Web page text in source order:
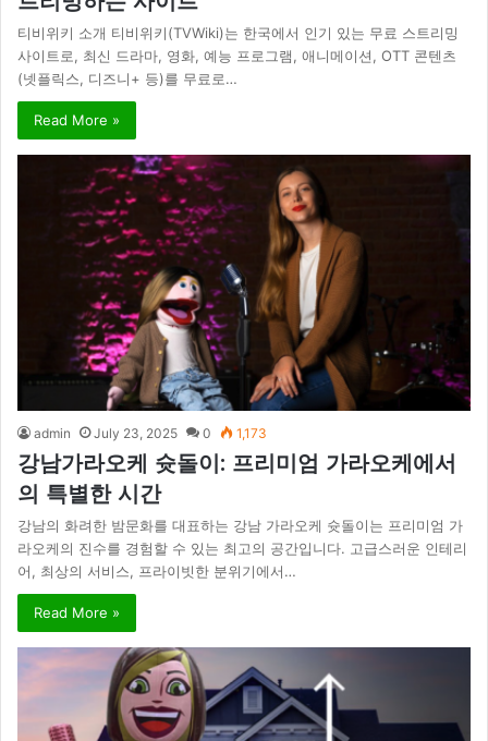
티비위키 소개 티비위키(TVWiki)는 한국에서 인기 있는 무료 스트리밍
사이트로, 최신 드라마, 영화, 예능 프로그램, 애니메이션, OTT 콘텐츠
(넷플릭스, 디즈니+ 등)를 무료로…
Read More »
admin July 23, 2025 0 1,173
강남가라오케 슛돌이: 프리미엄 가라오케에서
의 특별한 시간
강남의 화려한 밤문화를 대표하는 강남 가라오케 슛돌이는 프리미엄 가
라오케의 진수를 경험할 수 있는 최고의 공간입니다. 고급스러운 인테리
어, 최상의 서비스, 프라이빗한 분위기에서…
Read More »